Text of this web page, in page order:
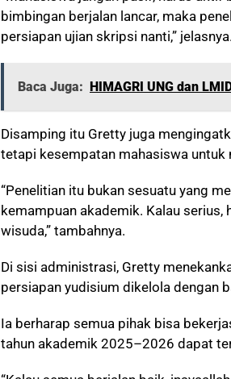
bimbingan berjalan lancar, maka
persiapan ujian skripsi nanti,” jelasnya.
Baca Juga: HIMAGRI UNG dan
Disamping itu Gretty juga
tetapi kesempatan mahasiswa untuk
“Penelitian itu bukan sesuatu yang
kemampuan akademik. Kalau
wisuda,” tambahnya.
Di sisi administrasi, Gretty
persiapan yudisium dikelola dengan
Ia berharap semua pihak bisa
tahun akademik 2025–2026 dapat